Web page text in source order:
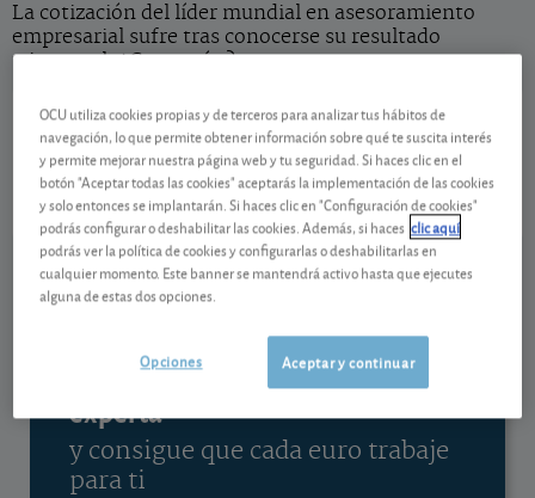
La cotización del líder mundial en asesoramiento
empresarial sufre tras conocerse su resultado
trimestral. ¿Con razón?
Accenture
IE00B4BNMY34
07/08/2026 Nueva York
175,72 USD
4,61 USD (2,69 %)
Ver detalladamente
Contenido reservado a SOCIOS
Gestiona tu dinero con visión
experta
y consigue que cada euro trabaje
para ti
OCU utiliza cookies propias y de terceros para analizar tus hábitos de
navegación, lo que permite obtener información sobre qué te suscita interés
y permite mejorar nuestra página web y tu seguridad. Si haces clic en el
botón "Aceptar todas las cookies" aceptarás la implementación de las cookies
y solo entonces se implantarán. Si haces clic en "Configuración de cookies"
podrás configurar o deshabilitar las cookies. Además, si haces clic aquí
podrás ver la política de cookies y configurarlas o deshabilitarlas en
cualquier momento. Este banner se mantendrá activo hasta que ejecutes
alguna de estas dos opciones.
Aceptar y continuar
Opciones